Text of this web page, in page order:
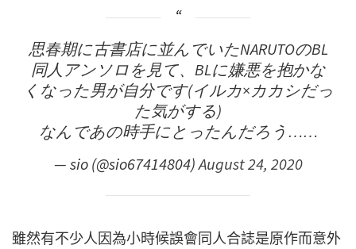
思春期に古書店に並んでいたNARUTOのBL
同人アンソロを見て、BLに嫌悪を抱かな
くなった男が自分です(イルカ×カカシだっ
た気がする)
なんであの時手にとったんだろう……
— sio (@sio67414804)August 24, 2020
雖然有不少人因為小時候誤會同人合誌是原作而意外